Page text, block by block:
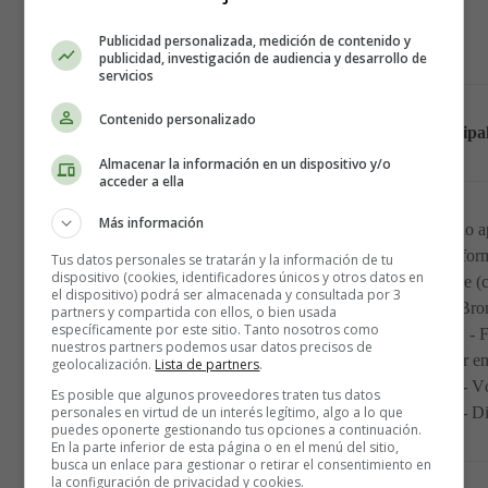
Enterobius vermicularis (Oxiuro)
Parásitos
1.- Ascaris
Lumbricoides
-Fecal-oral
(Es decir de la región
anal a la boca.)
- Pueden no
- Tos en
- Falta de aire
-
- Dolor
-
-
Publicidad personalizada, medición de contenido y
publicidad, investigación de audiencia y desarrollo de
servicios
Contenido personalizado
Almacenar la información en un dispositivo y/o
acceder a ella
Más información
Tus datos personales se tratarán y la información de tu
dispositivo (cookies, identificadores únicos y otros datos en
el dispositivo) podrá ser almacenada y consultada por 3
partners y compartida con ellos, o bien usada
específicamente por este sitio. Tanto nosotros como
nuestros partners podemos usar datos precisos de
geolocalización. Lista de partners.
Es posible que algunos proveedores traten tus datos
personales en virtud de un interés legítimo, algo a lo que
puedes oponerte gestionando tus opciones a continuación.
En la parte inferior de esta página o en el menú del sitio,
busca un enlace para gestionar o retirar el consentimiento en
la configuración de privacidad y cookies.